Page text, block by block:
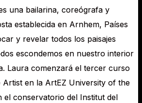
una bailarina, coreógrafa y
establecida en Arnhem, Países
y revelar todos los paisajes
escondemos en nuestro interior
Laura comenzará el tercer curso
Artist en la ArtEZ University of the
el conservatorio del Institut del